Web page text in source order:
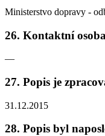
Ministerstvo dopravy -
26. Kontaktní osoba
—
27. Popis je
31.12.2015
28. Popis byl